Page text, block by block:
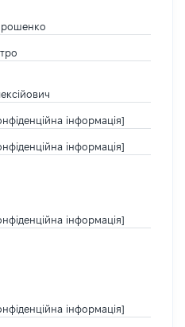
інформація]
інформація]
інформація]
інформація]